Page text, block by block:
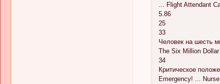
... Flight Attendant
5.86
25
33
Человек на шесть
The Six Million
34
Критическое
Emergency! ...